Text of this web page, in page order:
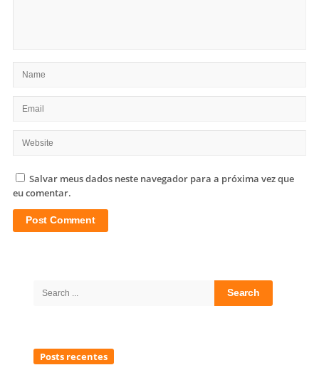
Salvar meus dados neste navegador para a próxima vez que
eu comentar.
Search
Posts recentes